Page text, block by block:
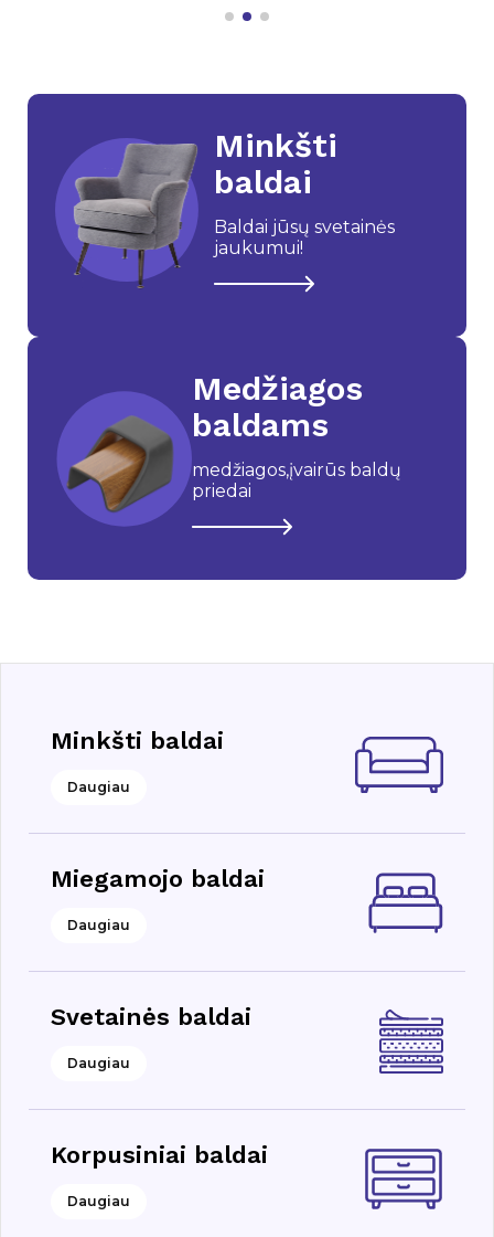
Minkšti
baldai
Baldai jūsų svetainės
jaukumui!
Medžiagos
baldams
medžiagos,įvairūs baldų
priedai
Minkšti baldai
Daugiau
Miegamojo baldai
Daugiau
Svetainės baldai
Daugiau
Korpusiniai baldai
Daugiau